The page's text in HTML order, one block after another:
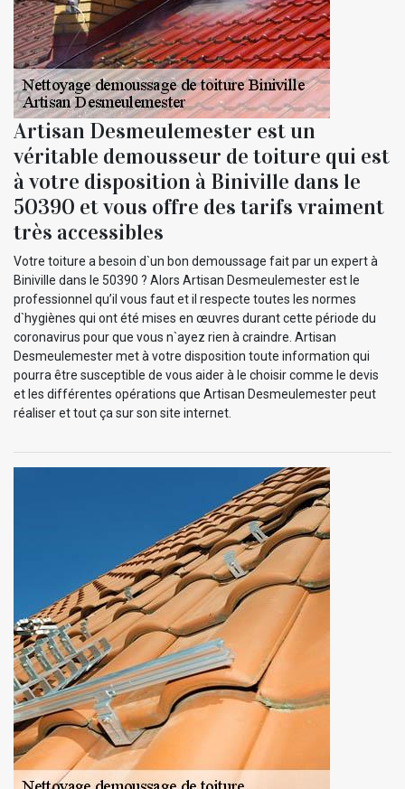
Artisan Desmeulemester est un
véritable demousseur de toiture qui est
à votre disposition à Biniville dans le
50390 et vous offre des tarifs vraiment
très accessibles
Votre toiture a besoin d`un bon demoussage fait par un expert à
Biniville dans le 50390 ? Alors Artisan Desmeulemester est le
professionnel qu’il vous faut et il respecte toutes les normes
d`hygiènes qui ont été mises en œuvres durant cette période du
coronavirus pour que vous n`ayez rien à craindre. Artisan
Desmeulemester met à votre disposition toute information qui
pourra être susceptible de vous aider à le choisir comme le devis
et les différentes opérations que Artisan Desmeulemester peut
réaliser et tout ça sur son site internet.